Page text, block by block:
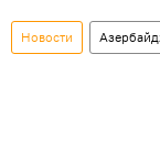
Новости